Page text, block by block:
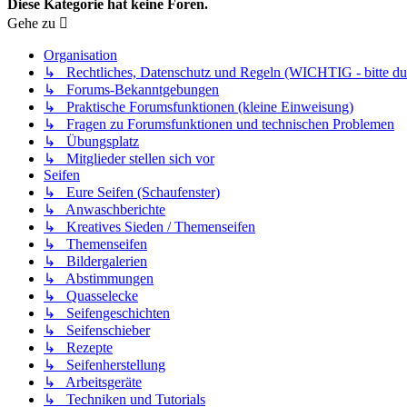
Diese Kategorie hat keine Foren.
Gehe zu
Organisation
↳ Rechtliches, Datenschutz und Regeln (WICHTIG - bitte
↳ Forums-Bekanntgebungen
↳ Praktische Forumsfunktionen (kleine Einweisung)
↳ Fragen zu Forumsfunktionen und technischen Problemen
↳ Übungsplatz
↳ Mitglieder stellen sich vor
Seifen
↳ Eure Seifen (Schaufenster)
↳ Anwaschberichte
↳ Kreatives Sieden / Themenseifen
↳ Themenseifen
↳ Bildergalerien
↳ Abstimmungen
↳ Quasselecke
↳ Seifengeschichten
↳ Seifenschieber
↳ Rezepte
↳ Seifenherstellung
↳ Arbeitsgeräte
↳ Techniken und Tutorials